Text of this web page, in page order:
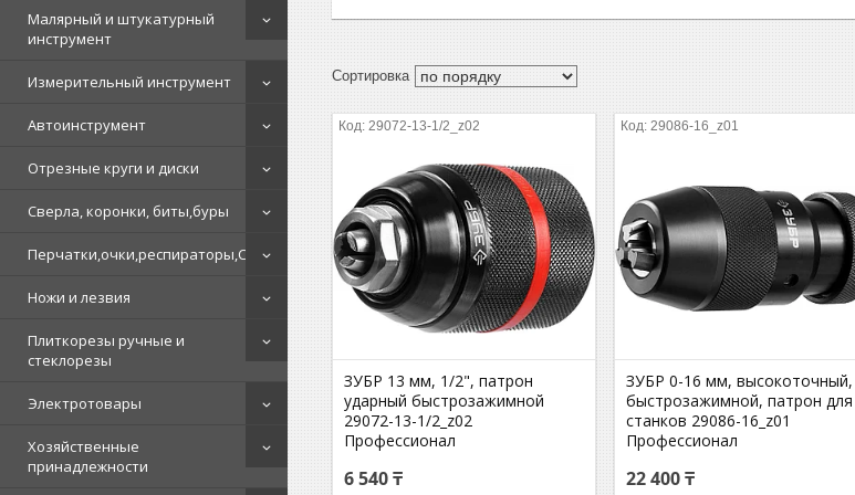
Малярный и штукатурный
инструмент
Измерительный инструмент
Автоинструмент
Отрезные круги и диски
Сверла, коронки, биты,буры
Перчатки,очки,респираторы,СИЗ
Ножи и лезвия
Плиткорезы ручные и
стеклорезы
Электротовары
Хозяйственные
принадлежности
29072-13-1/2_z02
ЗУБР 13 мм, 1/2", патрон
ударный быстрозажимной
29072-13-1/2_z02
Профессионал
6 540 ₸
29086-16_z01
ЗУБР 0-16 мм, высокоточный,
быстрозажимной, патрон для
станков 29086-16_z01
Профессионал
22 400 ₸